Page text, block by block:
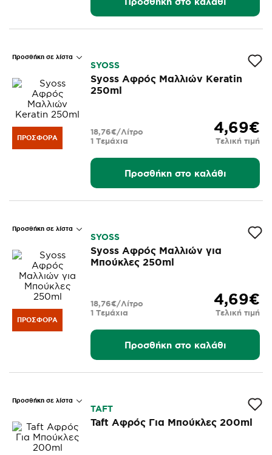
Προσθήκη σε λίστα
ΠΡΟΣΦΟΡΆ
SYOSS
Syoss Αφρός Μαλλιών Keratin
250ml
4,69€
Τελική τιμή
1 Τεμάχια
18,76€/Λίτρο
Προσθήκη στο καλάθι
Προσθήκη σε λίστα
ΠΡΟΣΦΟΡΆ
SYOSS
Syoss Αφρός Μαλλιών για
Μπούκλες 250ml
4,69€
Τελική τιμή
1 Τεμάχια
18,76€/Λίτρο
Προσθήκη στο καλάθι
Προσθήκη σε λίστα
TAFT
Taft Αφρός Για Μπούκλες 200ml